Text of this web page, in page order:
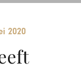
2020